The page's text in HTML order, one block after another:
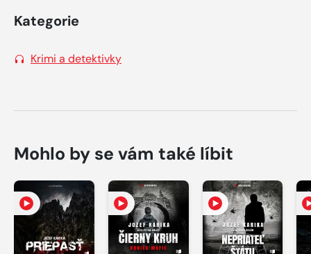
Kategorie
Krimi a detektivky
Mohlo by se vám také líbit